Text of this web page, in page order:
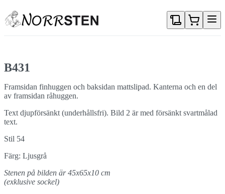
B431
Framsidan finhuggen och baksidan mattslipad. Kanterna och en del
av framsidan råhuggen.
Text djupförsänkt (underhållsfri). Bild 2 är med försänkt svartmålad
text.
Stil 54
Färg: Ljusgrå
Stenen på bilden är 45x65x10 cm
(exklusive sockel)